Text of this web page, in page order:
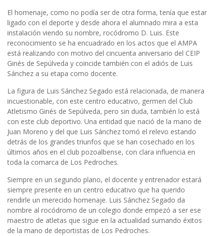
El homenaje, como no podía ser de otra forma, tenía que estar
ligado con el deporte y desde ahora el alumnado mira a esta
instalación viendo su nombre, rocódromo D. Luis. Este
reconocimiento se ha encuadrado en los actos que el AMPA
está realizando con motivo del cincuenta aniversario del CEIP
Ginés de Sepúlveda y coincide también con el adiós de Luis
Sánchez a su etapa como docente.
La figura de Luis Sánchez Segado está relacionada, de manera
incuestionable, con este centro educativo, germen del Club
Atletismo Ginés de Sepúlveda, pero sin duda, también lo está
con este club deportivo. Una entidad que nació de la mano de
Juan Moreno y del que Luis Sánchez tomó el relevo estando
detrás de los grandes triunfos que se han cosechado en los
últimos años en el club pozoalbense, con clara influencia en
toda la comarca de Los Pedroches.
Siempre en un segundo plano, el docente y entrenador estará
siempre presente en un centro educativo que ha querido
rendirle un merecido homenaje. Luis Sánchez Segado da
nombre al rocódromo de un colegio donde empezó a ser ese
maestro de atletas que sigue en la actualidad sumando éxitos
de la mano de deportistas de Los Pedroches.